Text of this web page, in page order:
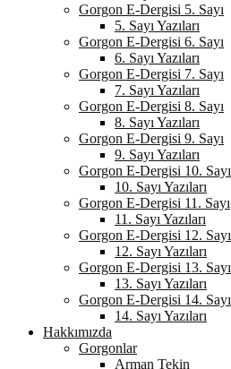
Gorgon E-Dergisi 5. Sayı
5. Sayı Yazıları
Gorgon E-Dergisi 6. Sayı
6. Sayı Yazıları
Gorgon E-Dergisi 7. Sayı
7. Sayı Yazıları
Gorgon E-Dergisi 8. Sayı
8. Sayı Yazıları
Gorgon E-Dergisi 9. Sayı
9. Sayı Yazıları
Gorgon E-Dergisi 10. Sayı
10. Sayı Yazıları
Gorgon E-Dergisi 11. Sayı
11. Sayı Yazıları
Gorgon E-Dergisi 12. Sayı
12. Sayı Yazıları
Gorgon E-Dergisi 13. Sayı
13. Sayı Yazıları
Gorgon E-Dergisi 14. Sayı
14. Sayı Yazıları
Hakkımızda
Gorgonlar
Arman Tekin